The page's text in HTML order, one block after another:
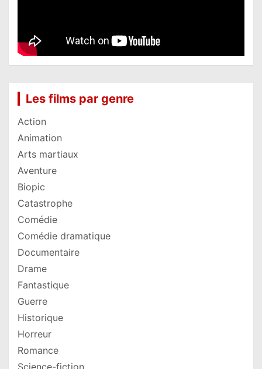
Les films par genre
Action
Animation
Arts martiaux
Aventure
Biopic
Catastrophe
Comédie
Comédie dramatique
Documentaire
Drame
Fantastique
Guerre
Historique
Horreur
Romance
Science-fiction